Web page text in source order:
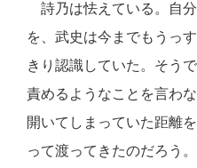
詩乃は怯えている。自
を、武史は今までもうっ
きり認識していた。そう
責めるようなことを言わ
開いてしまっていた距離
って渡ってきたのだろう